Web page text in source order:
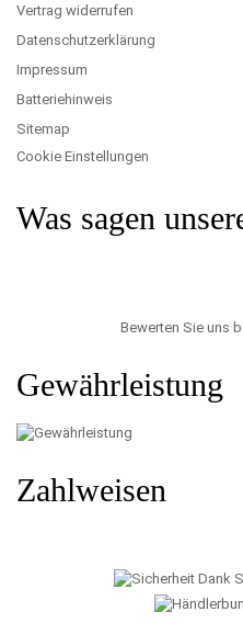
Vertrag widerrufen
Datenschutzerklärung
Impressum
Batteriehinweis
Sitemap
Cookie Einstellungen
Was sagen
Bewerten Sie uns
Gewährleistung
Zahlweisen